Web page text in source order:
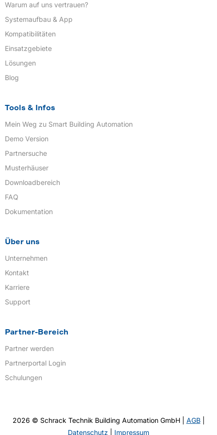
Warum auf uns vertrauen?
Systemaufbau & App
Kompatibilitäten
Einsatzgebiete
Lösungen
Blog
Tools & Infos
Mein Weg zu Smart Building Automation
Demo Version
Partnersuche
Musterhäuser
Downloadbereich
FAQ
Dokumentation
Über uns
Unternehmen
Kontakt
Karriere
Support
Partner-Bereich
Partner werden
Partnerportal Login
Schulungen
2026 © Schrack Technik Building Automation GmbH | AGB|
Datenschutz
Impressum